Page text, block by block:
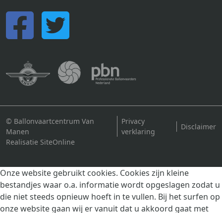
© Ballonvaartcentrum Van
Manen
Privacy
verklaring
Disclaimer
Realisatie SiteOnline
Onze website gebruikt cookies. Cookies zijn kleine
bestandjes waar o.a. informatie wordt opgeslagen zodat u
die niet steeds opnieuw hoeft in te vullen. Bij het surfen op
onze website gaan wij er vanuit dat u akkoord gaat met